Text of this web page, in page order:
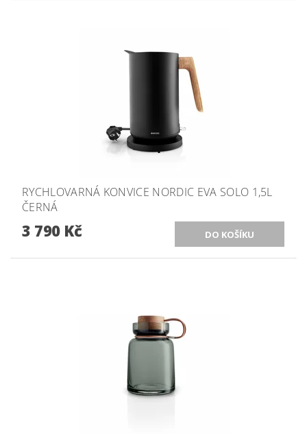
RYCHLOVARNÁ KONVICE NORDIC EVA SOLO 1,5L
ČERNÁ
3 790 Kč